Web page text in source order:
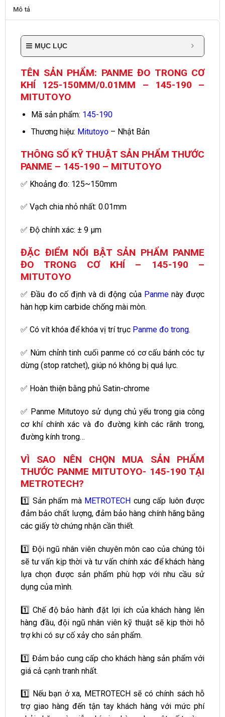
Mô tả
MỤC LỤC
TÊN SẢN PHẨM: PANME ĐO TRONG CƠ
KHÍ 125-150MM/0.01MM – 145-190 –
MITUTOYO
Mã sản phẩm: 145-190
Thương hiệu: Mitutoyo– Nhật Bản
THÔNG SỐ KỸ THUẬT SẢN PHẨM THƯỚC
PANME – 145-190 – MITUTOYO
✅ Khoảng đo: 125~150mm
✅ Vạch chia nhỏ nhất: 0.01mm
✅ Độ chính xác: ± 9 µm
ĐẶC ĐIỂM NỔI BẬT SẢN PHẨM PANME
ĐO TRONG CƠ KHÍ – 145-190 –
MITUTOYO
✅ Đầu đo cố định và di động của Panmenày được
hàn hợp kim carbide chống mài mòn.
✅ Có vít khóa để khóa vị trí trục Panme đo trong.
✅ Núm chỉnh tinh cuối panme có cơ cấu bánh cóc tự
dừng (stop ratchet), giúp nó không bị quá lực.
✅ Hoàn thiện bằng phủ Satin-chrome
✅ Panme Mitutoyo sử dụng chủ yếu trong gia công
cơ khí chính xác và đo đường kính các rãnh trong,
đường kính trong…
VÌ SAO NÊN CHỌN MUA SẢN PHẨM
THƯỚC PANME MITUTOYO- 145-190 TẠI
METROTECH?
1️⃣ Sản phẩm mà METROTECH cung cấp luôn được
đảm bảo chất lượng, đảm bảo hàng chính hãng bằng
các giấy tờ chứng nhận cần thiết.
1️⃣ Đội ngũ nhân viên chuyên môn cao của chúng tôi
sẽ tư vấn kịp thời và tư vấn chính xác để khách hàng
lựa chọn được sản phẩm phù hợp với nhu cầu sử
dụng của mình.
1️⃣ Chế độ bảo hành đặt lợi ích của khách hàng lên
hàng đầu, đội ngũ nhân viên kỹ thuật sẽ kịp thời hỗ
trợ khi có sự cố xảy cho sản phẩm.
1️⃣ Đảm bảo cung cấp cho khách hàng sản phẩm với
giá cả cạnh tranh nhất.
1️⃣ Nếu bạn ở xa, METROTECH sẽ có chính sách hỗ
trợ giao hàng đến tận tay khách hàng với mức phí